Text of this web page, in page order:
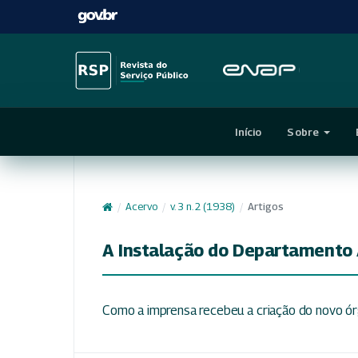
Início Sobre
/ Acervo / v. 3 n. 2 (1938) / Artigos
A Instalação do
Como a imprensa recebeu a criação do novo